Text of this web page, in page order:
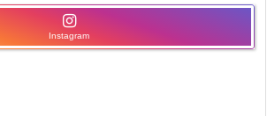
Instagram